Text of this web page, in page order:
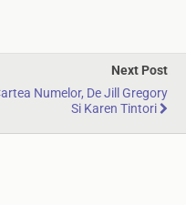
Next Post
Numelor, De Jill Gregory
Si Karen Tintori